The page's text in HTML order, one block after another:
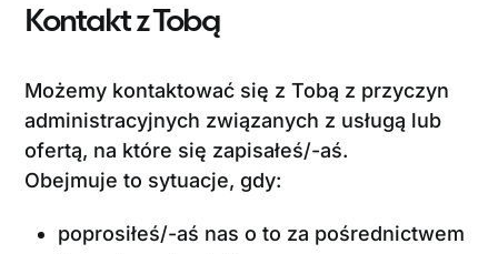
Kontakt z Tobą
Możemy kontaktować się z Tobą z przyczyn
administracyjnych związanych z usługą lub
ofertą, na które się zapisałeś/-aś.
Obejmuje to sytuacje, gdy:
poprosiłeś/-aś nas o to za pośrednictwem